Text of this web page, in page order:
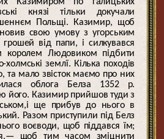
князі тільки докучали
Польщі. Казимир, щоб
свою умову з угорським
від папи, і силкувався
королем Людовиком підбити
холмські землї. Кілька походів
та мало звісток маємо про них
облога Белза 1352 р.
його. Казимир прийшов туди з
ще прибув до нього в
Разом приступили під Белз
воєводи, щоб піддався їм;
щоб тим часом зміцнити